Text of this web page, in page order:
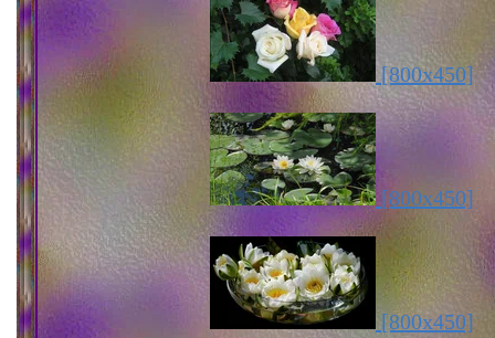
[800x450]
[800x450]
[800x450]